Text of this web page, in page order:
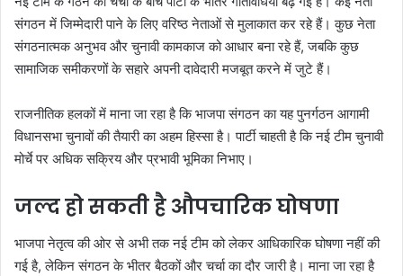
संगठन में जिम्मेदारी पाने के लिए वरिष्ठ नेताओं से मुलाकात कर रहे हैं। कुछ नेता
संगठनात्मक अनुभव और चुनावी कामकाज को आधार बना रहे हैं, जबकि कुछ
सामाजिक समीकरणों के सहारे अपनी दावेदारी मजबूत करने में जुटे हैं।
राजनीतिक हलकों में माना जा रहा है कि भाजपा संगठन का यह पुनर्गठन आगामी
विधानसभा चुनावों की तैयारी का अहम हिस्सा है। पार्टी चाहती है कि नई टीम चुनावी
मोर्चे पर अधिक सक्रिय और प्रभावी भूमिका निभाए।
जल्द हो सकती है औपचारिक घोषणा
भाजपा नेतृत्व की ओर से अभी तक नई टीम को लेकर आधिकारिक घोषणा नहीं की
गई है, लेकिन संगठन के भीतर बैठकों और चर्चा का दौर जारी है। माना जा रहा है